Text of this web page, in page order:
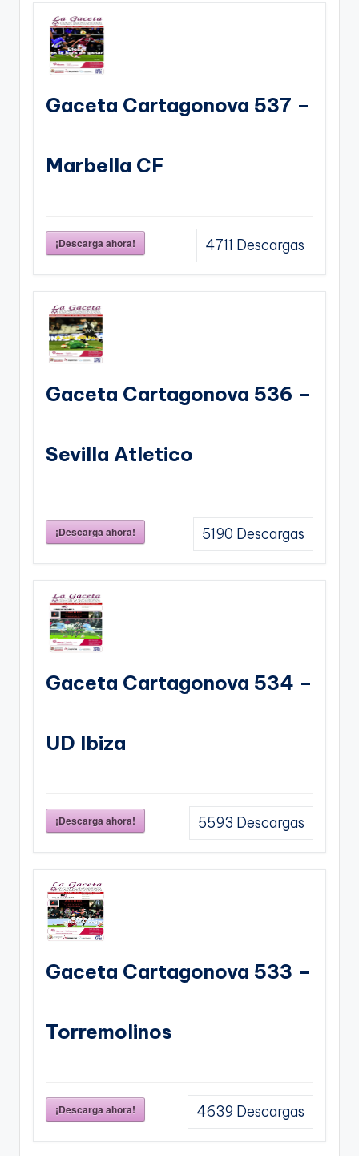
Gaceta Cartagonova 537 –
Marbella CF
¡Descarga ahora! 4711 Descargas
Gaceta Cartagonova 536 –
Sevilla Atletico
¡Descarga ahora! 5190 Descargas
Gaceta Cartagonova 534 –
UD Ibiza
¡Descarga ahora! 5593 Descargas
Gaceta Cartagonova 533 –
Torremolinos
¡Descarga ahora! 4639 Descargas